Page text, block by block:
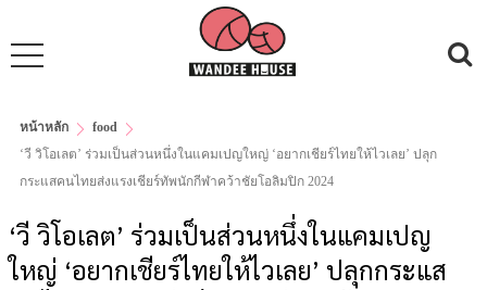
หน้าหลัก
food
‘วี วิโอเลต’ ร่วมเป็นส่วนหนึ่งในแคมเปญใหญ่ ‘อยากเชียร์ไทยให้ไวเลย’ ปลุก
กระแสคนไทยส่งแรงเชียร์ทัพนักกีฬาคว้าชัยโอลิมปิก 2024
‘วี วิโอเลต’ ร่วมเป็นส่วนหนึ่งในแคมเปญ
ใหญ่ ‘อยากเชียร์ไทยให้ไวเลย’ ปลุกกระแส